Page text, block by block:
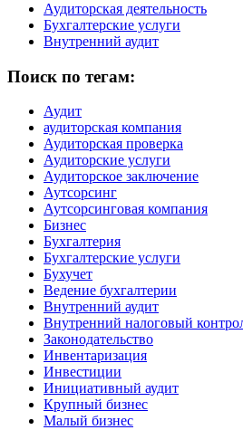
Аудиторская деятельность
Бухгалтерские услуги
Внутренний аудит
Поиск по тегам:
Аудит
аудиторская компания
Аудиторская проверка
Аудиторские услуги
Аудиторское заключение
Аутсорсинг
Аутсорсинговая компания
Бизнес
Бухгалтерия
Бухгалтерские услуги
Бухучет
Ведение бухгалтерии
Внутренний аудит
Внутренний налоговый
Законодательство
Инвентаризация
Инвестиции
Инициативный аудит
Крупный бизнес
Малый бизнес